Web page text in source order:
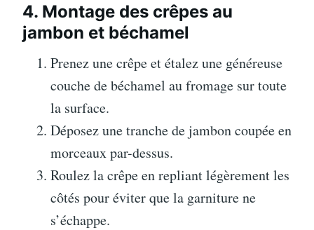
4. Montage des crêpes au
jambon et béchamel
Prenez une crêpe et étalez une généreuse
couche de béchamel au fromage sur toute
la surface.
Déposez une tranche de jambon coupée en
morceaux par-dessus.
Roulez la crêpe en repliant légèrement les
côtés pour éviter que la garniture ne
s’échappe.